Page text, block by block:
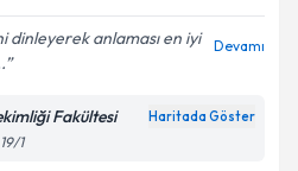
dinleyerek anlaması en iyi
Devamı
Fakültesi Haritada Göster
1